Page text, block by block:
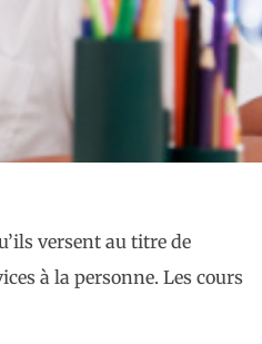
versent au titre de
à la personne. Les cours